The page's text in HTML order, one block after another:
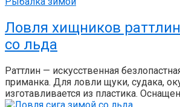
Ловля хищников
со льда
Раттлин — искусственная
приманка. Для ловли щуки, судака,
изготавливается из пластика.